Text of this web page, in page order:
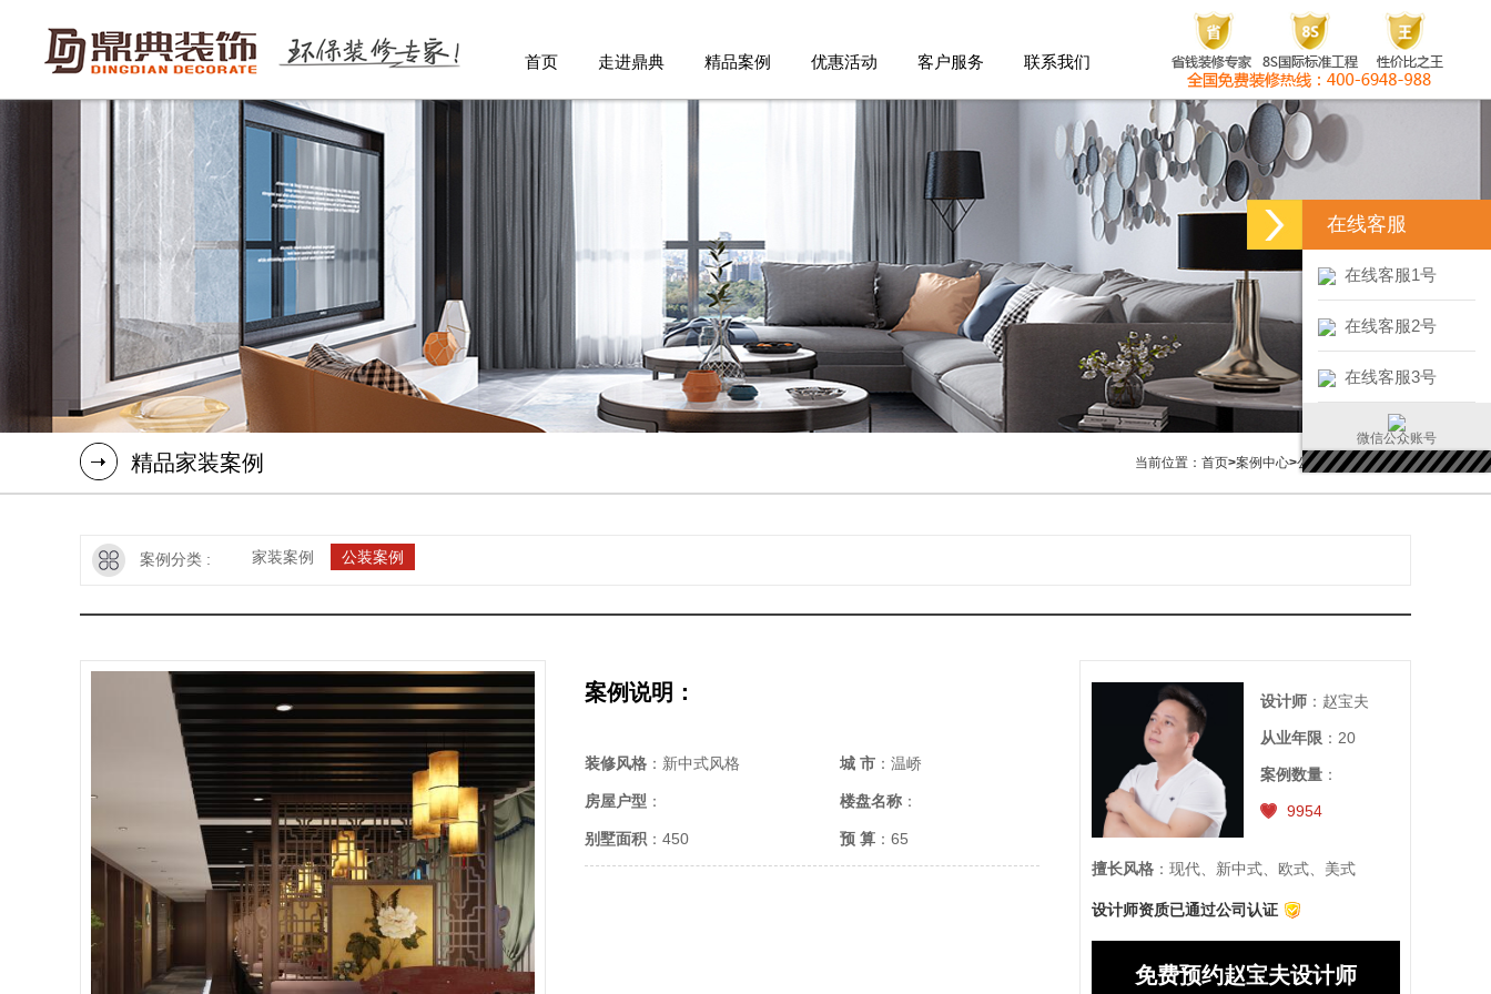
首页 走进鼎典 精品案例 优惠活动 客户服务 联系我们
免费报价
免费验房
参观工地
客户报修
联系我们
精品家装案例 当前位置： 首页>案例中心>公装案例>中式餐厅
案例分类 : 家装案例 公装案例
案例说明：
装修风格 ：新中式风格 城 市 ：温峤
房屋户型 ： 楼盘名称 ：
别墅面积 ：450 预 算 ：65
设计师 ：赵宝夫
从业年限 ：20
案例数量 ：
9954
擅长风格 ：现代、新中式、欧式、美式
设计师资质已通过公司认证
免费预约赵宝夫设计师
在线客服
在线客服1号
在线客服2号
在线客服3号
微信公众账号